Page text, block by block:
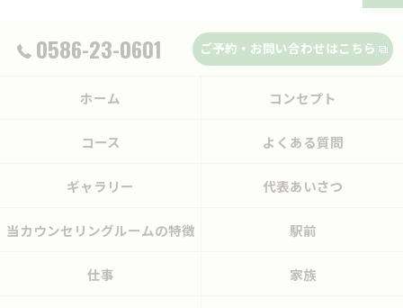
0586-23-0601 ご予約・お問い合わせはこちら
ホーム コンセプト
コース よくある質問
ギャラリー 代表あいさつ
当カウンセリングルームの特徴 駅前
仕事 家族